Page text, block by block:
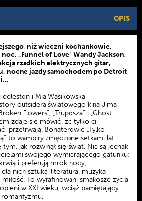
OPIS
niż wieczni kochankowie,
„Funnel of Love” Wandy Jackson,
rzadkich elektrycznych gitar,
nocne jazdy samochodem po Detroit
i Mia Wasikowska
outsidera światowego kina Jima
Flowers”, „Truposza” i „Ghost
zdaje się mówić, że tylko ci,
przetrwają. Bohaterowie „Tylko
to wampiry zmęczone setkami lat
jak rozwinął się świat. Nie są jednak
swojego wymierającego gatunku:
i preferują mrok nocy,
dla nich sztuka, literatura, muzyka –
To wyrafinowani smakosze życia,
w XXI wieku, wciąż pamiętający
romantyzmu.